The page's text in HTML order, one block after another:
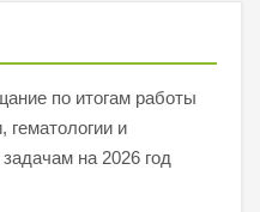
по итогам работы
гематологии и
на 2026 год